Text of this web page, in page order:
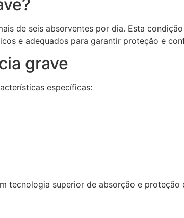
de seis absorventes por dia. Esta
e adequados para garantir proteção e
grave
específicas:
tecnologia superior de absorção e